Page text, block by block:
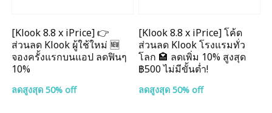
[Klook 8.8 x iPrice] 👉
ส่วนลด Klook ผู้ใช้ใหม่ 🆕
จองครั้งแรกบนแอป ลดฟินๆ
10%
ลดสูงสุด 50% off
[Klook 8.8 x iPrice] โค้ด
ส่วนลด Klook โรงแรมทั่ว
โลก 🏩 ลดเพิ่ม 10% สูงสุด
฿500 ไม่มีขั้นต่ำ!
ลดสูงสุด 50% off